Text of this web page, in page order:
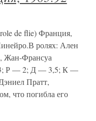
de flie) Франция,
ролях: Ален
Жан-Франсуа
Р — 2; Д — 3,5; К —
Пратт,
что погибла его